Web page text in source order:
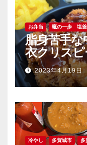
お弁当 竈の一歩 塩
脂身苦手
衣クリス
旨い豚肉
＠竈の一歩
2023年4月19日
冷やし 多賀城市 多